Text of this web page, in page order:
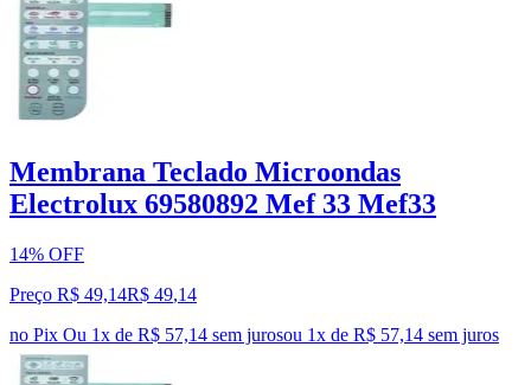
Membrana Teclado Microondas
Electrolux 69580892 Mef 33 Mef33
14% OFF
Preço R$ 49,14R$ 49,14
no Pix Ou 1x de R$ 57,14 sem jurosou 1x de R$ 57,14 sem juros